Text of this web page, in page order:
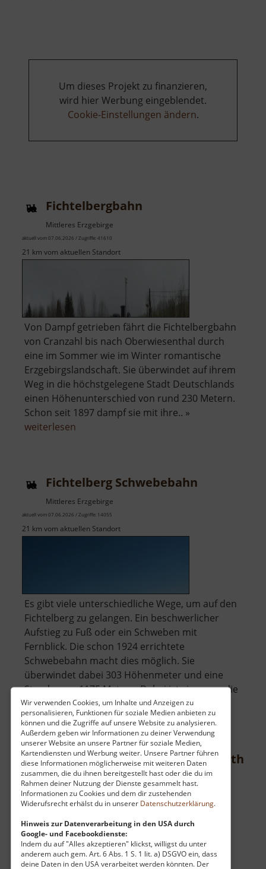
Wir verwenden Cookies, um Inhalte und Anzeigen zu
personalisieren, Funktionen für soziale Medien anbieten zu
können und die Zugriffe auf unsere Website zu analysieren.
Außerdem geben wir Informationen zu deiner Verwendung
unserer Website an unsere Partner für soziale Medien,
Kartendiensten und Werbung weiter. Unsere Partner führen
diese Informationen möglicherweise mit weiteren Daten
zusammen, die du ihnen bereitgestellt hast oder die du im
Rahmen deiner Nutzung der Dienste gesammelt hast.
Informationen zu Cookies und dem dir zustehenden
Widerufsrecht erhälst du in unserer Datenschutzerklärung.
Hinweis zur Datenverarbeitung in den USA durch
Google- und Facebookdienste:
Indem du auf "Alles akzeptieren" klickst, willigst du unter
anderem auch gem. Art. 6 Abs. 1 S. 1 lit. a) DSGVO ein, dass
deine Daten in den USA verarbeitet werden könnten. Der
Um dieses Projekt zu finanzieren,
wird hier Werbung eingeblendet.
Cookie-Einstellungen ändern.
Fichtelbergbahn
Mittleres Erzgebirge
aktuell vom 07.06.2026 / Zugriffe: 41610
21 km vom aktuellen Standort
Von Dampf getrieben fährt die Fichtelbergbahn
von Cranzahl bis nach Oberwiesenthal durch
eine im Sommer wie im Winter romantische
Erzgebirgslandschaft. Sie überwindet auf ihrem
Weg in die höchstgelegene Stadt Deutschlands
einen Höhenunterschied von rund 230 Metern.
Schon seit 1897 dampf sie mit ihre.. »
weiterlesen
Fichtelberg Schwebebahn
Mittleres Erzgebirge
aktuell vom 07.06.2026 / Zugriffe: 14055
21 km vom aktuellen Standort
Es gibt viele unterschiedliche Wege, um auf den
Fichtelberg zu gelangen. Ein beschwerlicher
Aufstieg zu Fuß oder ein Schweben mit
Fernblick. Die schon 1924 errichtete
Schwebebahn macht dies möglich. Sie
überwindet dabei 303 Höhenmeter und eine
Strecke von 1175 Metern. Dabei ist sie sogar die
älteste.. »weiterlesenüber
Fichtelberg
Schwebebahn
Sommerrodelbahn Oberwiesenthal
Mittleres Erzgebirge
aktuell vom 02.06.2026 / Zugriffe: 3732
21 km vom aktuellen Standort